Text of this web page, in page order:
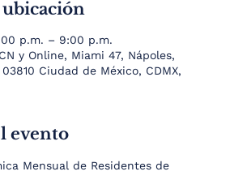
p.m. – 9:00 p.m.
y Online, Miami 47, Nápoles,
Ciudad de México, CDMX,
evento
Mensual de Residentes de